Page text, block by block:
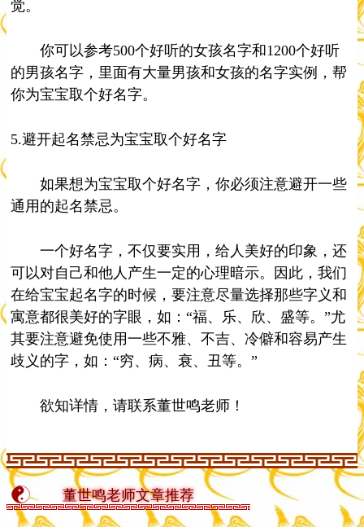
觉。
你可以参考500个好听的女孩名字和1200个好听
的男孩名字，里面有大量男孩和女孩的名字实例，帮
你为宝宝取个好名字。
5.避开起名禁忌为宝宝取个好名字
如果想为宝宝取个好名字，你必须注意避开一些
通用的起名禁忌。
一个好名字，不仅要实用，给人美好的印象，还
可以对自己和他人产生一定的心理暗示。因此，我们
在给宝宝起名字的时候，要注意尽量选择那些字义和
寓意都很美好的字眼，如：“福、乐、欣、盛等。”尤
其要注意避免使用一些不雅、不吉、冷僻和容易产生
歧义的字，如：“穷、病、衰、丑等。”
欲知详情，请联系董世鸣老师！
董世鸣老师文章推荐